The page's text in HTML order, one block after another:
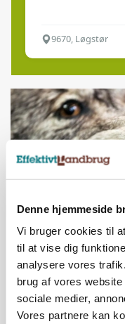
Denne hjemmeside
Vi bruger cookies til
til at vise dig
analysere vores
brug af vores
sociale medier,
Vores partnere kan
9670, Løgstør
ULVE
Landmand
Ulven stod på